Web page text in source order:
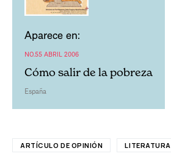
Aparece en:
NO.55 ABRIL 2006
Cómo salir de la pobreza
España
ARTÍCULO DE OPINIÓN LITERATURA